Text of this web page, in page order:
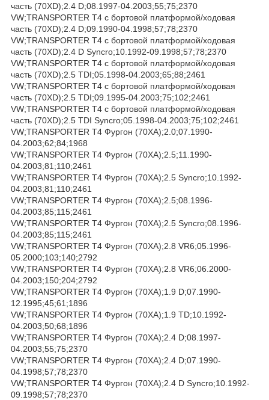
часть (70XD);2.4 D;08.1997-04.2003;55;75;2370
VW;TRANSPORTER T4 c бортовой платформой/ходовая
часть (70XD);2.4 D;09.1990-04.1998;57;78;2370
VW;TRANSPORTER T4 c бортовой платформой/ходовая
часть (70XD);2.4 D Syncro;10.1992-09.1998;57;78;2370
VW;TRANSPORTER T4 c бортовой платформой/ходовая
часть (70XD);2.5 TDI;05.1998-04.2003;65;88;2461
VW;TRANSPORTER T4 c бортовой платформой/ходовая
часть (70XD);2.5 TDI;09.1995-04.2003;75;102;2461
VW;TRANSPORTER T4 c бортовой платформой/ходовая
часть (70XD);2.5 TDI Syncro;05.1998-04.2003;75;102;2461
VW;TRANSPORTER T4 Фургон (70XA);2.0;07.1990-
04.2003;62;84;1968
VW;TRANSPORTER T4 Фургон (70XA);2.5;11.1990-
04.2003;81;110;2461
VW;TRANSPORTER T4 Фургон (70XA);2.5 Syncro;10.1992-
04.2003;81;110;2461
VW;TRANSPORTER T4 Фургон (70XA);2.5;08.1996-
04.2003;85;115;2461
VW;TRANSPORTER T4 Фургон (70XA);2.5 Syncro;08.1996-
04.2003;85;115;2461
VW;TRANSPORTER T4 Фургон (70XA);2.8 VR6;05.1996-
05.2000;103;140;2792
VW;TRANSPORTER T4 Фургон (70XA);2.8 VR6;06.2000-
04.2003;150;204;2792
VW;TRANSPORTER T4 Фургон (70XA);1.9 D;07.1990-
12.1995;45;61;1896
VW;TRANSPORTER T4 Фургон (70XA);1.9 TD;10.1992-
04.2003;50;68;1896
VW;TRANSPORTER T4 Фургон (70XA);2.4 D;08.1997-
04.2003;55;75;2370
VW;TRANSPORTER T4 Фургон (70XA);2.4 D;07.1990-
04.1998;57;78;2370
VW;TRANSPORTER T4 Фургон (70XA);2.4 D Syncro;10.1992-
09.1998;57;78;2370